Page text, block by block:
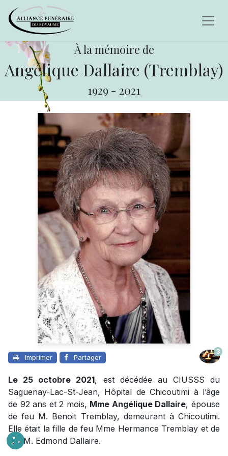
À la mémoire de
Angélique Dallaire (Tremblay)
1929 - 2021
Imprimer Partager
3
Le 25 octobre 2021, est décédée au CIUSSS du
Saguenay-Lac-St-Jean, Hôpital de Chicoutimi à l’âge
de 92 ans et 2 mois, Mme Angélique Dallaire, épouse
de feu M. Benoit Tremblay, demeurant à Chicoutimi.
Elle était la fille de feu Mme Hermance Tremblay et de
feu M. Edmond Dallaire.